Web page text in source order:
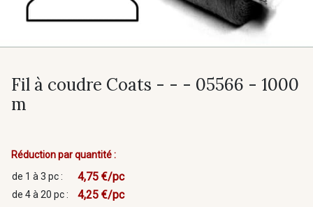
Fil à coudre Coats - - - 05566 - 1000
m
Réduction par quantité :
de 1 à 3 pc :
4,75 €/pc
de 4 à 20 pc : 4,25 €/pc